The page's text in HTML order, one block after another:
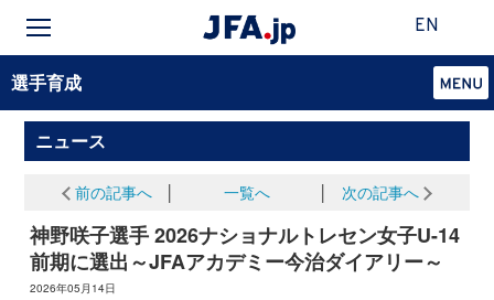
EN
選手育成
ニュース
前の記事へ 一覧へ 次の記事へ
神野咲子選手 2026ナショナルトレセン女子U-14
前期に選出～JFAアカデミー今治ダイアリー～
2026年05月14日